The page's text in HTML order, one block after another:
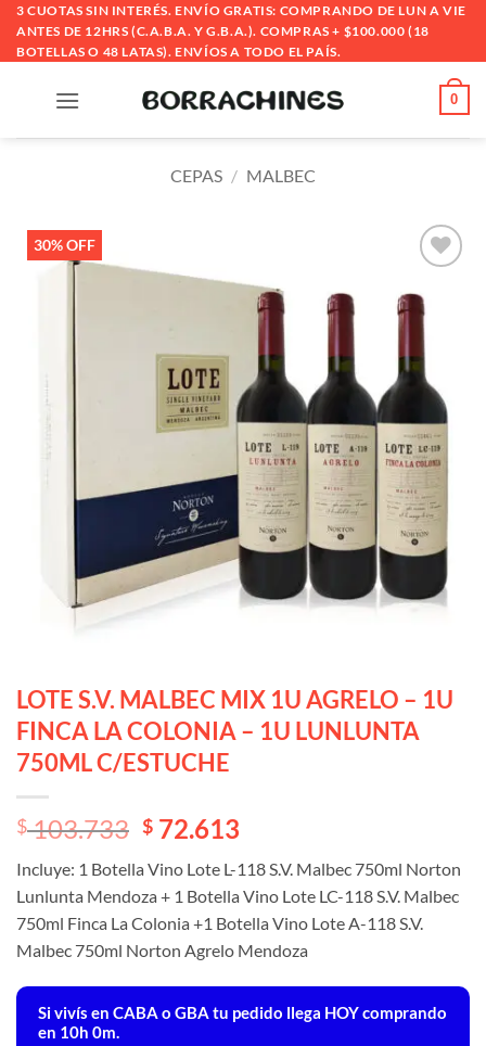
Saltar
contenido
3 CUOTAS SIN INTERÉS. ENVÍO GRATIS: COMPRANDO DE LUN A VIE
ANTES DE 12HRS (C.A.B.A. Y G.B.A.). COMPRAS + $100.000 (18
BOTELLAS O 48 LATAS). ENVÍOS A TODO EL PAÍS.
0
CEPAS / MALBEC
30% OFF
a la
lista
deseos
LOTE S.V. MALBEC MIX 1U AGRELO – 1U
FINCA LA COLONIA – 1U LUNLUNTA
750ML C/ESTUCHE
El
original
era:
$ 103.733.
$103.733 El
actual
es:
$ 103.733.
$ 72.613
Incluye: 1 Botella Vino Lote L-118 S.V. Malbec 750ml Norton
Lunlunta Mendoza + 1 Botella Vino Lote LC-118 S.V. Malbec
750ml Finca La Colonia +1 Botella Vino Lote A-118 S.V.
Malbec 750ml Norton Agrelo Mendoza
Si vivís en CABA o GBA tu pedido llega HOYcomprando
en 10h 0m.